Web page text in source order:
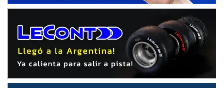
COBERTURA ESPECIAL DE E-KART.COM.AR
IAME SERIES ARGENTINA 6
Ramiro Tot (Asfalto)
Baradero (Buenos Aires)
Ciudad de Trenque Lauquen (Asfalto)